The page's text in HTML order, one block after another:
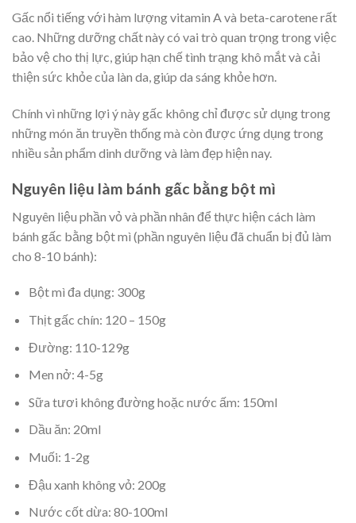
Gấc nổi tiếng với hàm lượng vitamin A và beta-carotene rất
cao. Những dưỡng chất này có vai trò quan trọng trong việc
bảo vệ cho thị lực, giúp hạn chế tình trạng khô mắt và cải
thiện sức khỏe của làn da, giúp da sáng khỏe hơn.
Chính vì những lợi ý này gấc không chỉ được sử dụng trong
những món ăn truyền thống mà còn được ứng dụng trong
nhiều sản phẩm dinh dưỡng và làm đẹp hiện nay.
Nguyên liệu làm bánh gấc bằng bột mì
Nguyên liệu phần vỏ và phần nhân để thực hiện cách làm
bánh gấc bằng bột mì (phần nguyên liệu đã chuẩn bị đủ làm
cho 8-10 bánh):
Bột mì đa dụng: 300g
Thịt gấc chín: 120 – 150g
Đường: 110-129g
Men nở: 4-5g
Sữa tươi không đường hoặc nước ấm: 150ml
Dầu ăn: 20ml
Muối: 1-2g
Đậu xanh không vỏ: 200g
Nước cốt dừa: 80-100ml